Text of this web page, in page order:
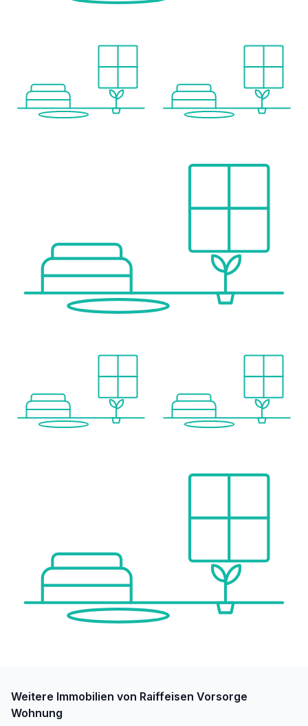
Weitere Immobilien von Raiffeisen Vorsorge
Wohnung